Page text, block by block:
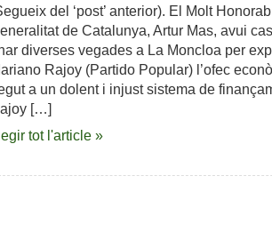
del ‘post’ anterior). El Molt
de Catalunya, Artur Mas, avui
diverses vegades a La Moncloa per
Rajoy (Partido Popular) l’ofec
a un dolent i injust sistema de
[…]
tot l'article »